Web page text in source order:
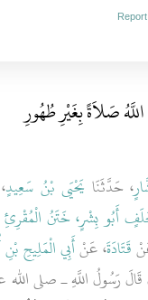
صَلاَةً بِغَيْرِ طُهُورِ
، حَدَّثَنَا يَحْيَى بْنُ سَعِيدٍ
أَبُو بِشْرٍ، خَتَنُ الْمُقْرِئِ
قَتَادَةَ، عَنْأَبِي الْمَلِيحِ
رَسُولُ اللَّهِ ـ صلى الله